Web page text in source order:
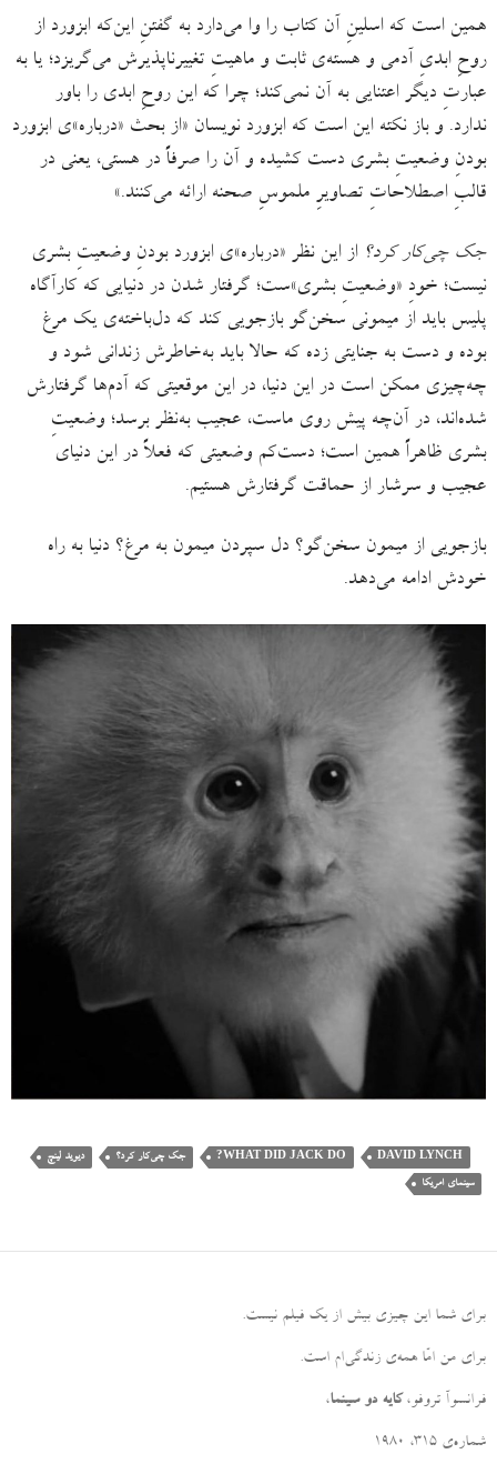
همین است که اسلینِ آن کتاب را وا می‌دارد به گفتنِ این‌که ابزورد از
روحِ ابدیِ آدمی و هسته‌ی ثابت و ماهیتِ تغییرناپذیرش می‌گریزد؛ یا به
عبارتِ دیگر اعتنایی به آن نمی‌کند؛ چرا که این روحِ ابدی را باور
ندارد. و باز نکته این است که ابزورد نویسان «از بحث «درباره»‌ی ابزورد
بودنِ وضعیتِ بشری دست کشیده‌ و آن را صرفاً در هستی، یعنی در
قالبِ اصطلاحاتِ تصاویرِ ملموسِ صحنه ارائه می‌کنند.»
جک چی‌کار کرد؟ از این نظر «درباره»‌ی ابزورد بودنِ وضعیتِ بشری
نیست؛ خودِ «وضعیتِ بشری»‌ست؛ گرفتار شدن در دنیایی که کارآگاه
پلیس باید از میمونی سخن‌گو بازجویی کند که دل‌باخته‌ی یک مرغ
بوده و دست به جنایتی زده که حالا باید به‌خاطرش زندانی شود و
چه‌چیزی ممکن است در این دنیا، در این موقعیتی که آدم‌‌ها گرفتارش
شده‌اند، در آن‌چه پیش روی ماست، عجیب به‌نظر برسد؛ وضعیتِ
بشری ظاهراً همین است؛ دست‌کم وضعیتی که فعلاً در این دنیای
عجیب و سرشار از حماقت گرفتارش هستیم.
بازجویی از میمون سخن‌گو؟ دل سپردن میمون به مرغ؟ دنیا به راه
خودش ادامه می‌دهد.
DAVID LYNCH
WHAT DID JACK DO? جک چی‌کار کرد؟ دیوید لینچ
سینمای امریکا
برای شما این چیزی بیش از یک فیلم نیست.
برای من امّا همه‌ی زندگی‌ام است.
فرانسوآ تروفو، کایه دو سینما،
شماره‌ی ۳۱۵، ۱۹۸۰